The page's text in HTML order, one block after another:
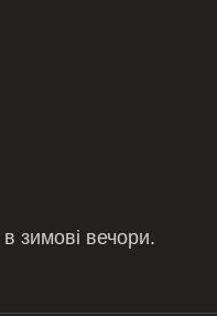
зимові вечори.